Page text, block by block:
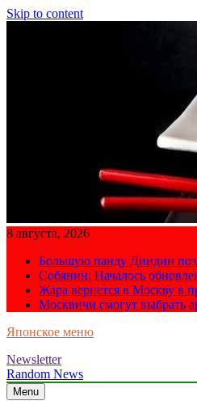
Skip to content
8 августа, 2026
Большую панду Диндин
Собянин: Началось
Жара вернется в Москву в
Москвичи смогут выбрать
Японское меню
Newsletter
Random News
Menu